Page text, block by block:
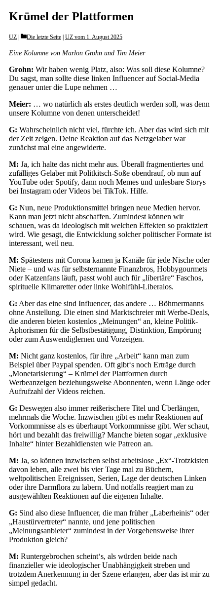
Krümel der Plattformen
UZ Categories
Die letzte Seite UZ vom 1. August 2025
Eine Kolumne von Marlon Grohn und Tim Meier
Grohn: Wir haben wenig Platz, also: Was soll diese Kolumne?
Du sagst, man sollte diese linken Influencer auf Social-Media
genauer unter die Lupe nehmen …
Meier: … wo natürlich als erstes deutlich werden soll, was denn
unsere Kolumne von denen unterscheidet!
G: Wahrscheinlich nicht viel, fürchte ich. Aber das wird sich mit
der Zeit zeigen. Deine Reaktion auf das Netzgelaber war
zunächst mal eine angewiderte.
M: Ja, ich halte das nicht mehr aus. Überall fragmentiertes und
zufälliges Gelaber mit Politkitsch-Soße obendrauf, ob nun auf
YouTube oder Spotify, dann noch Memes und unlesbare Storys
bei Instagram oder Videos bei TikTok. Hilfe.
G: Nun, neue Produktionsmittel bringen neue Medien hervor.
Kann man jetzt nicht abschaffen. Zumindest können wir
schauen, was da ideologisch mit welchen Effekten so praktiziert
wird. Wie gesagt, die Entwicklung solcher politischer Formate ist
interessant, weil neu.
M: Spätestens mit Corona kamen ja Kanäle für jede Nische oder
Niete – und was für selbsternannte Finanzbros, Hobbygourmets
oder Katzenfans läuft, passt wohl auch für „libertäre“ Faschos,
spirituelle Klimaretter oder linke Wohlfühl-Liberalos.
G: Aber das eine sind Influencer, das andere … Böhmermanns
ohne Anstellung. Die einen sind Marktschreier mit Werbe-Deals,
die anderen bieten kostenlos „Meinungen“ an, kleine Politik-
Aphorismen für die Selbstbestätigung, Distinktion, Empörung
oder zum Auswendiglernen und Vorzeigen.
M: Nicht ganz kostenlos, für ihre „Arbeit“ kann man zum
Beispiel über Paypal spenden. Oft gibt‘s noch Erträge durch
„Monetarisierung“ – Krümel der Plattformen durch
Werbeanzeigen beziehungsweise Abonnenten, wenn Länge oder
Aufrufzahl der Videos reichen.
G: Deswegen also immer reißerischere Titel und Überlängen,
mehrmals die Woche. Inzwischen gibt es mehr Reaktionen auf
Vorkommnisse als es überhaupt Vorkommnisse gibt. Wer schaut,
hört und bezahlt das freiwillig? Manche bieten sogar „exklusive
Inhalte“ hinter Bezahldiensten wie Patreon an.
M: Ja, so können inzwischen selbst arbeitslose „Ex“-Trotzkisten
davon leben, alle zwei bis vier Tage mal zu Büchern,
weltpolitischen Ereignissen, Serien, Lage der deutschen Linken
oder ihre Darmflora zu labern. Und notfalls reagiert man zu
ausgewählten Reaktionen auf die eigenen Inhalte.
G: Sind also diese Influencer, die man früher „Laberheinis“ oder
„Haustürvertreter“ nannte, und jene politischen
„Meinungsanbieter“ zumindest in der Vorgehensweise ihrer
Produktion gleich?
M: Runtergebrochen scheint‘s, als würden beide nach
finanzieller wie ideologischer Unabhängigkeit streben und
trotzdem Anerkennung in der Szene erlangen, aber das ist mir zu
simpel gedacht.